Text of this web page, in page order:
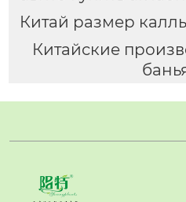
Китай размер
Китайские